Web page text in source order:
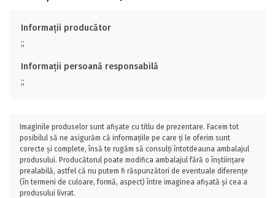
Informații producător
;;
Informații persoană responsabilă
;;
Imaginile produselor sunt afișate cu titlu de prezentare. Facem tot
posibilul să ne asigurăm că informațiile pe care ți le oferim sunt
corecte și complete, însă te rugăm să consulți întotdeauna ambalajul
produsului. Producătorul poate modifica ambalajul fără o înștiințare
prealabilă, astfel că nu putem fi răspunzători de eventuale diferențe
(în termeni de culoare, formă, aspect) între imaginea afișată și cea a
produsului livrat.